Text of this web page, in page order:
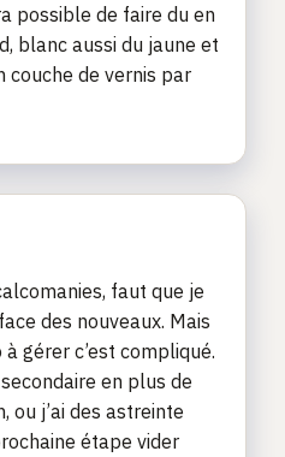
possible de faire du en
blanc aussi du jaune et
couche de vernis par
faut que je
des nouveaux. Mais
gérer c’est compliqué.
en plus de
ou j’ai des astreinte
étape vider